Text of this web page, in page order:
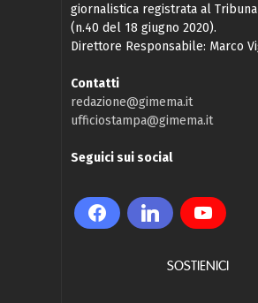
giornalistica registrata al
(n.40 del 18 giugno 2020).
Direttore Responsabile: Marco
Contatti
redazione@gimema.it
ufficiostampa@gimema.it
Seguici sui social
SOSTIENICI